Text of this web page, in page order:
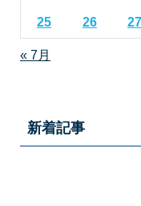
25 26 27
« 7月
新着記事